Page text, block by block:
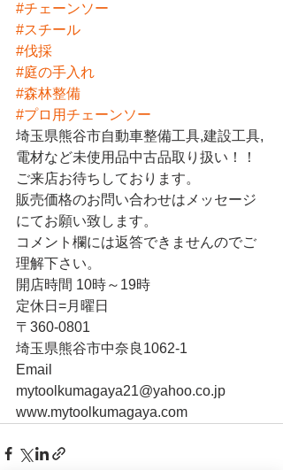
#チェーンソー
#スチール
#伐採
#庭の手入れ
#森林整備
#プロ用チェーンソー
埼玉県熊谷市自動車整備工具,建設工具,
電材など未使用品中古品取り扱い！！
ご来店お待ちしております。
販売価格のお問い合わせはメッセージ
にてお願い致します。
コメント欄には返答できませんのでご
理解下さい。
開店時間 10時～19時
定休日=月曜日
〒360-0801
埼玉県熊谷市中奈良1062-1
Email
mytoolkumagaya21@yahoo.co.jp
www.mytoolkumagaya.com